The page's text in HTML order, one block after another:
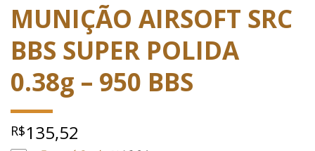
MUNIÇÃO AIRSOFT SRC
BBS SUPER POLIDA
0.38g – 950 BBS
R$135,52